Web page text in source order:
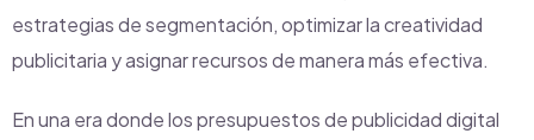
estrategias de segmentación, optimizar la creatividad
publicitaria y asignar recursos de manera más efectiva.
En una era donde los presupuestos de publicidad digital